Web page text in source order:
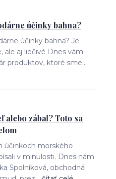
účinky bahna?
účinky bahna? Je
ale aj liečivé Dnes vám
produktov, ktoré sme...
alebo zábal? Toto sa
účinkoch morského
v minulosti. Dnes nám
Spolníková, obchodná